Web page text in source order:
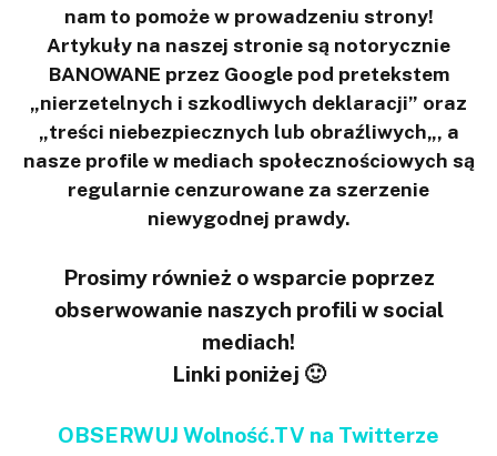
nam to pomoże w prowadzeniu strony!
Artykuły na naszej stronie są notorycznie
BANOWANE przez Google pod pretekstem
„nierzetelnych i szkodliwych deklaracji” oraz
„treści niebezpiecznych lub obraźliwych„, a
nasze profile w mediach społecznościowych są
regularnie cenzurowane za szerzenie
niewygodnej prawdy.
Prosimy również o wsparcie poprzez
obserwowanie naszych profili w social
mediach!
Linki poniżej 🙂
OBSERWUJ Wolność.TV na Twitterze